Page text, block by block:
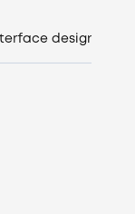
design